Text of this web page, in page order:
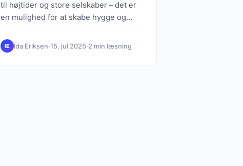
til højtider og store selskaber – det er
en mulighed for at skabe hygge og
IE Ida Eriksen·15. jul 2025·2 min læsning